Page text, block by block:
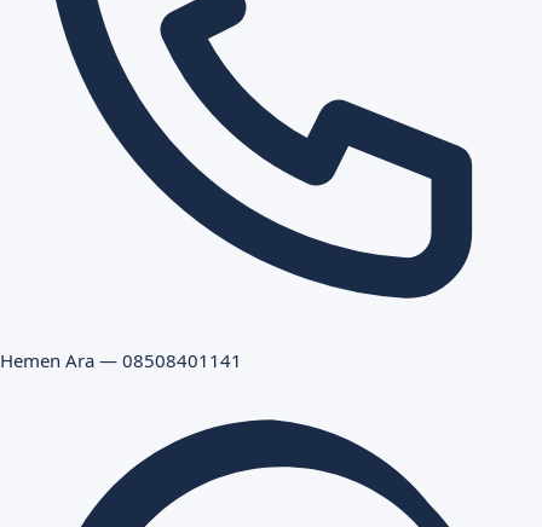
Hemen Ara — 08508401141